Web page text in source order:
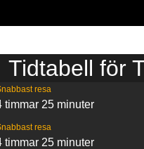
Tidtabell för
resa
timmar 25 minuter
resa
timmar 25 minuter